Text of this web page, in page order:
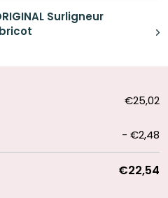
Surligneur
€25,02
- €2,48
€22,54